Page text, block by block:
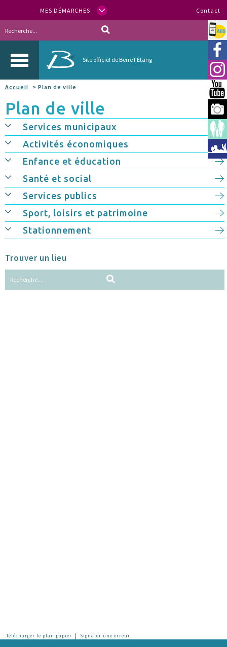
MES DÉMARCHES Contact
Site officiel de Berre l'Étang
Allo
Accueil > Plan de ville
Plan de ville
Services municipaux
Activités économiques
Enfance et éducation
Santé et social
Services publics
Sport, loisirs et patrimoine
Stationnement
Trouver un lieu
Télécharger le plan papier | Signaler une erreur